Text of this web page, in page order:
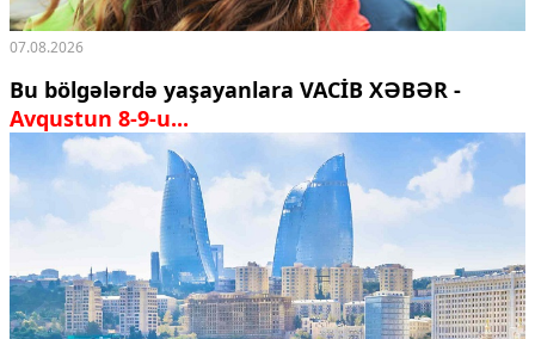
07.08.2026
Bu bölgələrdə yaşayanlara VACİB XƏBƏR -
Avqustun 8-9-u...